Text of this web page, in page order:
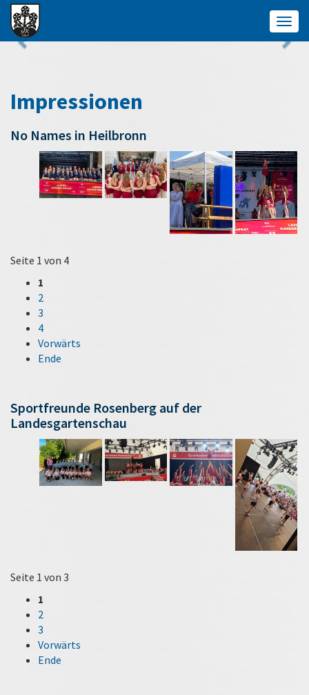
Impressionen
No Names in Heilbronn
Seite 1 von 4
1
2
3
4
Vorwärts
Ende
Sportfreunde Rosenberg auf der
Landesgartenschau
Seite 1 von 3
1
2
3
Vorwärts
Ende